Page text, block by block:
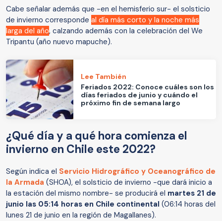
Cabe señalar además que -en el hemisferio sur- el solsticio
de invierno corresponde al día más corto y la noche más
larga del año, calzando además con la celebración del We
Tripantu (año nuevo mapuche).
Lee También
Feriados 2022: Conoce cuáles son los
días feriados de junio y cuándo el
próximo fin de semana largo
¿Qué día y a qué hora comienza el
invierno en Chile este 2022?
Según indica el Servicio Hidrográfico y Oceanográfico de
la Armada (SHOA), el solsticio de invierno -que dará inicio a
la estación del mismo nombre- se producirá el martes 21 de
junio las 05:14 horas en Chile continental (06:14 horas del
lunes 21 de junio en la región de Magallanes).